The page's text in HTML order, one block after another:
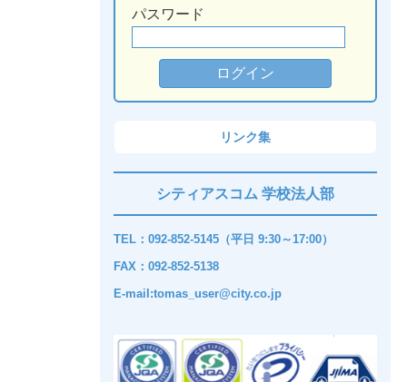
パスワード
リンク集
シティアスコム 学校法人部
TEL：092-852-5145（平日 9:30～17:00）
FAX：092-852-5138
E-mail:tomas_user@city.co.jp